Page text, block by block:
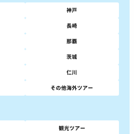
神戸
長崎
那覇
茨城
仁川
その他海外ツアー
観光ツアー